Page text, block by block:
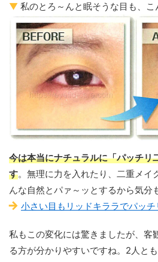
▼ 私のとろ～んと眠そうな目も、こ
今は本当にナチュラルに「パッチリ
す。無理に力を入れたり、二重メイ
んな自然とパァ～ッとするから気分
小さい目もリッドキララでパッチ
私もこの変化には驚きましたが、客
る方が分かりやすいですね。2人と